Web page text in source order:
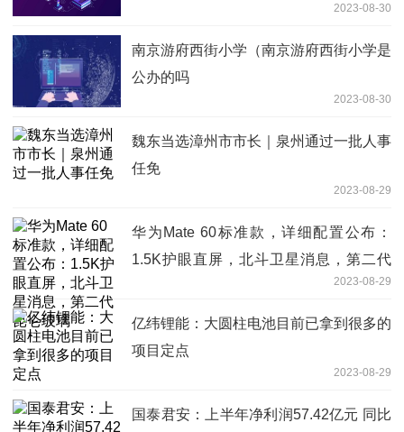
场，数字化营销改造！|产业链情报站
2023-08-30
南京游府西街小学（南京游府西街小学是
公办的吗
2023-08-30
魏东当选漳州市市长｜泉州通过一批人事
任免
2023-08-29
华为Mate 60标准款，详细配置公布：
1.5K护眼直屏，北斗卫星消息，第二代
2023-08-29
亿纬锂能：大圆柱电池目前已拿到很多的
项目定点
2023-08-29
国泰君安：上半年净利润57.42亿元 同比